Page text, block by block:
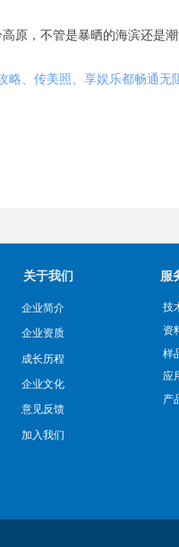
高原 ， 不管是暴晒的海滨还是
略、传美照、享娱乐都畅通无
企业简介
企业资质
成长历程
企业文化
意见反馈
加入我们
关于我们 服
技
资
样
应
产